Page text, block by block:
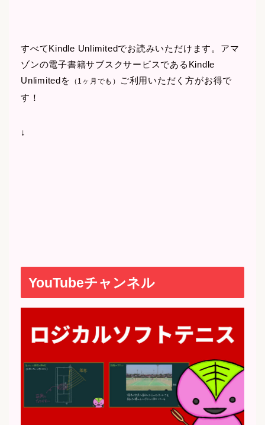
すべてKindle Unlimitedでお読みいただけます。アマ
ゾンの電子書籍サブスクサービスであるKindle
Unlimitedを
（1ヶ月でも）
ご利用いただく方がお得で
す！
↓
YouTubeチャンネル